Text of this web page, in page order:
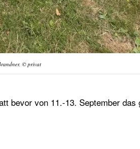
© privat
bevor von 11.-13. September das